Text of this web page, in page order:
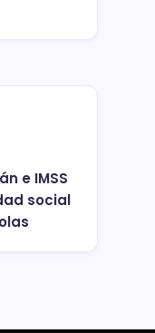
e IMSS
social